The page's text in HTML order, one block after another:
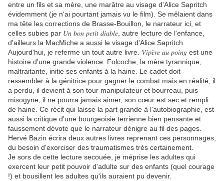
entre un fils et sa mère, une marâtre au visage d'Alice Sapritch
évidemment (je n'ai pourtant jamais vu le film). Se mêlaient dans
ma tête les corrections de Brasse-Bouillon, le narrateur ici, et
celles subies par 𝑈𝑛 𝑏𝑜𝑛 𝑝𝑒𝑡𝑖𝑡 𝑑𝑖𝑎𝑏𝑙𝑒, autre lecture de l'enfance,
d'ailleurs la MacMiche a aussi le visage d'Alice Sapritch.
Aujourd'hui, je referme un tout autre livre. 𝑉𝑖𝑝𝑒̀𝑟𝑒 𝑎𝑢 𝑝𝑜𝑖𝑛𝑔 est une
histoire d'une grande violence. Folcoche, la mère tyrannique,
maltraitante, initie ses enfants à la haine. Le cadet doit
ressembler à la génitrice pour gagner le combat mais en réalité, il
a perdu, il devient à son tour manipulateur et bourreau, puis
misogyne, il ne pourra jamais aimer, son cœur est sec et rempli
de haine. Ce récit qui laisse la part grande à l'autobiographie, est
aussi la critique d'une bourgeoisie terrienne bien pensante et
faussement dévote que le narrateur dénigre au fil des pages.
Hervé Bazin écrira deux autres livres reprenant ces personnages,
du besoin d'exorciser des traumatismes très certainement.
Je sors de cette lecture secouée, je méprise les adultes qui
exercent leur petit pouvoir d'adulte sur des enfants (quel courage
!) et bousillent les adultes qu'ils auraient pu devenir.